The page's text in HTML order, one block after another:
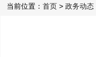
当前位置： 首页 > 政务动态